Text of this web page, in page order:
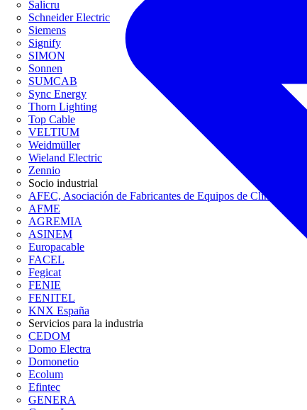
Salicru
Schneider Electric
Siemens
Signify
SIMON
Sonnen
SUMCAB
Sync Energy
Thorn Lighting
Top Cable
VELTIUM
Weidmüller
Wieland Electric
Zennio
Socio industrial
AFEC, Asociación de Fabricantes de Equipos de Climatización
AFME
AGREMIA
ASINEM
Europacable
FACEL
Fegicat
FENIE
FENITEL
KNX España
Servicios para la industria
CEDOM
Domo Electra
Domonetio
Ecolum
Efintec
GENERA